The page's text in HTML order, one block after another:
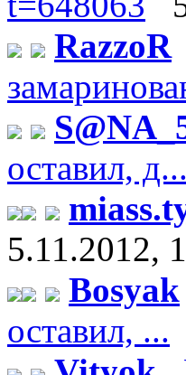
RazzoR
оставил, д...
5.11.2012,
Bosyak
оставил, ...